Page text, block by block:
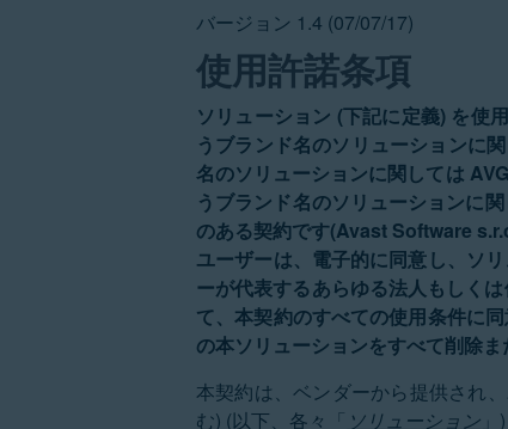
バージョン 1.4 (07/07/17)
使用許諾条項
ソリューション (下記に定義) を使
うブランド名のソリューションに
名のソリューションに関しては
うブランド名のソリューションに
のある契約です(Avast Software
ユーザーは、電子的に同意し、ソ
ーが代表するあらゆる法人もしく
て、本契約のすべての使用条件に
の本ソリューションをすべて削除ま
本契約は、ベンダーから提供され
む) (以下、各々「 ソリューション